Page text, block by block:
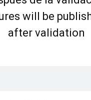
will be
after validation